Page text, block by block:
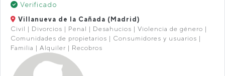
Verificado
Villanueva de la Cañada (Madrid)
Civil | Divorcios | Penal | Desahucios | Violencia de género |
Comunidades de propietarios | Consumidores y usuarios |
Familia | Alquiler | Recobros